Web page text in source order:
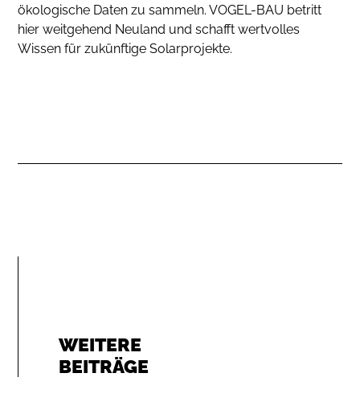
ökologische Daten zu sammeln. VOGEL-BAU betritt
hier weitgehend Neuland und schafft wertvolles
Wissen für zukünftige Solarprojekte.
WEITERE
BEITRÄGE